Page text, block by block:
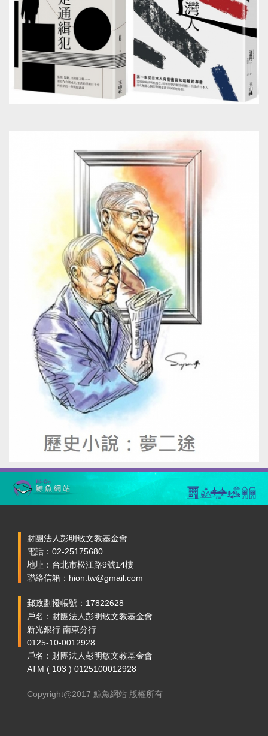
財團法人彭明敏文教基金會
電話：02-25175680
地址：台北市松江路9號14樓
聯絡信箱：hion.tw@gmail.com
郵政劃撥帳號：17822628
戶名：財團法人彭明敏文教基金會
新光銀行 南東分行
0125-10-0012928
戶名：財團法人彭明敏文教基金會
ATM ( 103 ) 0125100012928
Copyright@2017 鯨魚網站 版權所有